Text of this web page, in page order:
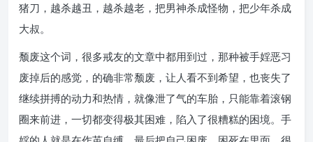
猪刀，越杀越丑，越杀越老，把男神杀成怪物，把少年杀成
大叔。
颓废这个词，很多戒友的文章中都用到过，那种被手婬恶习
废掉后的感觉，的确非常颓废，让人看不到希望，也丧失了
继续拼搏的动力和热情，就像泄了气的车胎，只能靠着滚钢
圈来前进，一切都变得极其困难，陷入了很糟糕的困境。手